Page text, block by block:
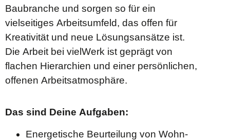
Baubranche und sorgen so für ein
vielseitiges Arbeitsumfeld, das offen für
Kreativität und neue Lösungsansätze ist.
Die Arbeit bei vielWerk ist geprägt von
flachen Hierarchien und einer persönlichen,
offenen Arbeitsatmosphäre.
Das sind Deine Aufgaben:
Energetische Beurteilung von Wohn-